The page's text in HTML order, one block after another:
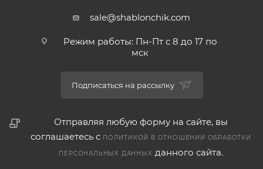
sale@shablonchik.com
Режим работы: Пн-Пт с 8 до 17 по
мск
Подписаться на рассылку
Отправляя любую форму на сайте, вы
соглашаетесь с ПОЛИТИКОЙ В ОТНОШЕНИИ ОБРАБОТКИ
ПЕРСОНАЛЬНЫХ ДАННЫХ данного сайта.